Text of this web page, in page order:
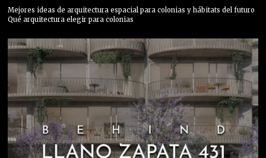
Mejores ideas de arquitectura espacial para colonias y hábitats del futuro
Qué arquitectura elegir para colonias